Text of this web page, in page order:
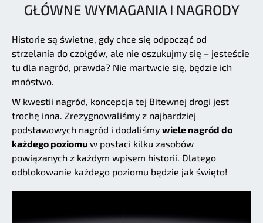
GŁÓWNE WYMAGANIA I NAGRODY
Historie są świetne, gdy chce się odpocząć od
strzelania do czołgów, ale nie oszukujmy się – jesteście
tu dla nagród, prawda? Nie martwcie się, będzie ich
mnóstwo.
W kwestii nagród, koncepcja tej Bitewnej drogi jest
trochę inna. Zrezygnowaliśmy z najbardziej
podstawowych nagród i dodaliśmy wiele nagród do
każdego poziomu w postaci kilku zasobów
powiązanych z każdym wpisem historii. Dlatego
odblokowanie każdego poziomu będzie jak święto!